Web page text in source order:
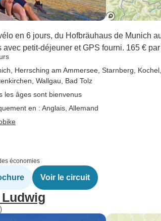
en 6 jours, du Hofbräuhaus de Munich
petit-déjeuner et GPS fourni. 165 € par
, Herrsching am Ammersee , Starnberg , Kochel
, Wallgau , Bad Tolz
les âges sont bienvenus
en : Anglais, Allemand
économies
Voir le circuit